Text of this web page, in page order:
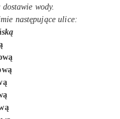
wody.
następujące ulice: